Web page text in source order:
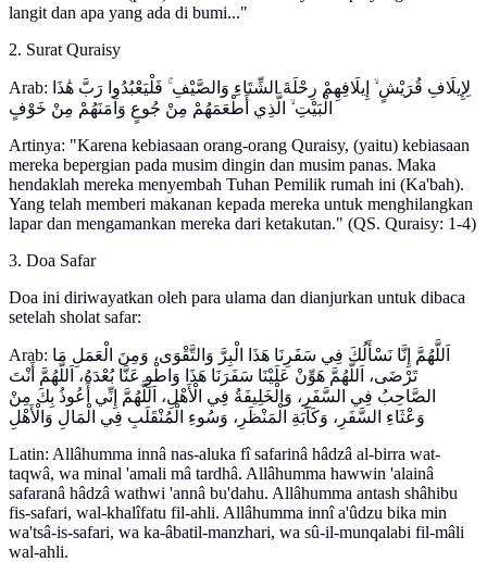
langit dan apa yang ada di bumi..."
2. Surat Quraisy
Arab: لِإِيلَافِ قُرَيْشٍ ۙ إِيلَافِهِمْ رِحْلَةَ الشِّتَاءِ وَالصَّيْفِ ۚ فَلْيَعْبُدُوا رَبَّ هَٰذَا
الْبَيْتِ ۙ الَّذِي أَطْعَمَهُمْ مِنْ جُوعٍ وَآمَنَهُمْ مِنْ خَوْفٍ
Artinya: "Karena kebiasaan orang-orang Quraisy, (yaitu) kebiasaan
mereka bepergian pada musim dingin dan musim panas. Maka
hendaklah mereka menyembah Tuhan Pemilik rumah ini (Ka'bah).
Yang telah memberi makanan kepada mereka untuk menghilangkan
lapar dan mengamankan mereka dari ketakutan." (QS. Quraisy: 1-4)
3. Doa Safar
Doa ini diriwayatkan oleh para ulama dan dianjurkan untuk dibaca
setelah sholat safar:
Arab: اَللَّهُمَّ إِنَّا نَسْأَلُكَ فِي سَفَرِنَا هَذَا الْبِرَّ وَالتَّقْوَى، وَمِنَ الْعَمَلِ مَا
تَرْضَى، اَللَّهُمَّ هَوِّنْ عَلَيْنَا سَفَرَنَا هَذَا وَاطْوِ عَنَّا بُعْدَهُ، اَللَّهُمَّ أَنْتَ
الصَّاحِبُ فِي السَّفَرِ، وَالْخَلِيفَةُ فِي الْأَهْلِ، اَللَّهُمَّ إِنِّي أَعُوذُ بِكَ مِنْ
وَعْثَاءِ السَّفَرِ، وَكَآبَةِ الْمَنْظَرِ، وَسُوءِ الْمُنْقَلَبِ فِي الْمَالِ وَالْأَهْلِ
Latin: Allâhumma innâ nas-aluka fî safarinâ hâdzâ al-birra wat-
taqwâ, wa minal 'amali mâ tardhâ. Allâhumma hawwin 'alainâ
safaranâ hâdzâ wathwi 'annâ bu'dahu. Allâhumma antash shâhibu
fis-safari, wal-khalîfatu fil-ahli. Allâhumma innî a'ûdzu bika min
wa'tsâ-is-safari, wa ka-âbatil-manzhari, wa sû-il-munqalabi fil-mâli
wal-ahli.